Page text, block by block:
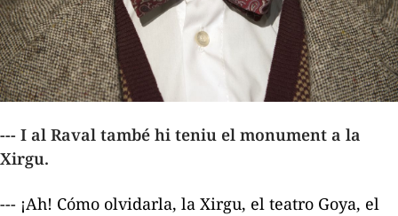
--- I al Raval també hi teniu el monument a la
Xirgu.
--- ¡Ah! Cómo olvidarla, la Xirgu, el teatro Goya, el